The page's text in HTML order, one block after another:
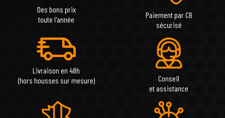
Des bons prix
toute l'année
Paiement par CB
sécurisé
Livraison en 48h
(hors housses sur mesure)
Conseil
et assistance